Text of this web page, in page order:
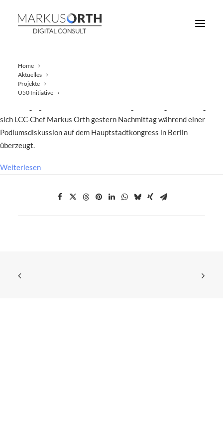
Home
Aktuelles
Projekte
Ü50 Initiative
Reisebüros müssen auf der Suche nach Mitarbeitern und Azubis
sich LCC-Chef Markus Orth gestern Nachmittag während einer
Podiumsdiskussion auf dem Hauptstadtkongress in Berlin
überzeugt.
Weiterlesen